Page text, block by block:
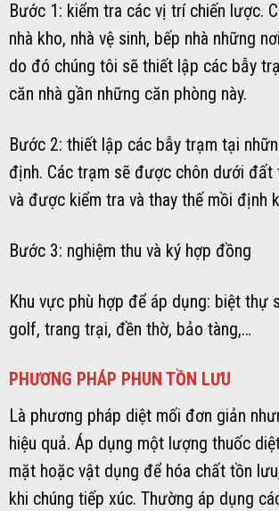
Bước 1: kiểm tra các vị trí chiến lược.
nhà kho, nhà vệ sinh, bếp nhà những
do đó chúng tôi sẽ thiết lập các bẫy
căn nhà gần những căn phòng này.
Bước 2: thiết lập các bẫy trạm tại
định. Các trạm sẽ được chôn dưới đất
và được kiểm tra và thay thế mồi định
Bước 3: nghiệm thu và ký hợp đồng
Khu vực phù hợp để áp dụng: biệt thự
golf, trang trại, đền thờ, bảo tàng,…
PHƯƠNG PHÁP PHUN TỒN LƯU
Là phương pháp diệt mối đơn giản
hiệu quả. Áp dụng một lượng thuốc
mặt hoặc vật dụng để hóa chất tồn
khi chúng tiếp xúc. Thường áp dụng